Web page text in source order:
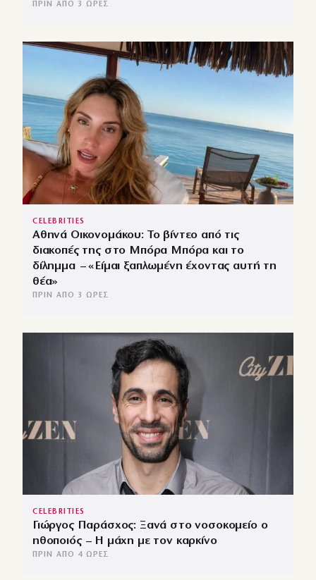
ΠΡΙΝ ΑΠΌ 3 ΏΡΕΣ
CELEBRITIES
Αθηνά Οικονομάκου: Το βίντεο από τις
διακοπές της στο Μπόρα Μπόρα και το
δίλημμα – «Είμαι ξαπλωμένη έχοντας αυτή τη
θέα»
ΠΡΙΝ ΑΠΌ 3 ΏΡΕΣ
CELEBRITIES
Γιώργος Παράσχος: Ξανά στο νοσοκομείο ο
ηθοποιός – Η μάχη με τον καρκίνο
ΠΡΙΝ ΑΠΌ 4 ΏΡΕΣ